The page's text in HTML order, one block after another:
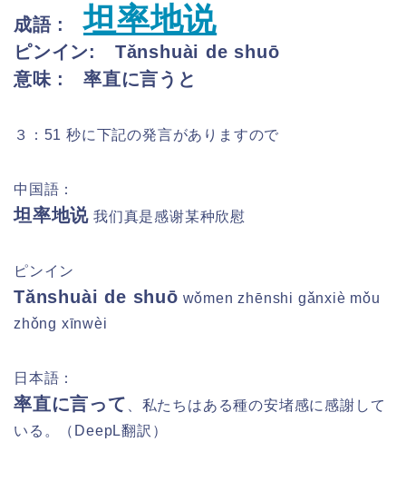
成語 :坦率地说
ピンイン: Tǎnshuài de shuō
意味 : 率直に言うと
３：51 秒に下記の発言がありますので
中国語：
坦率地说 我们真是感谢某种欣慰
ピンイン
Tǎnshuài de shuō wǒmen zhēnshi gǎnxiè mǒu
zhǒng xīnwèi
日本語：
率直に言って
、私たちはある種の安堵感に感謝して
いる。（DeepL翻訳）